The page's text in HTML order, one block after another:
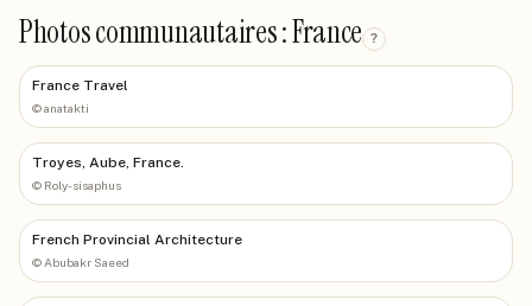
Photos communautaires : France ?
France Travel
©anatakti
Troyes, Aube, France.
© Roly-sisaphus
French Provincial Architecture
© Abubakr Saeed